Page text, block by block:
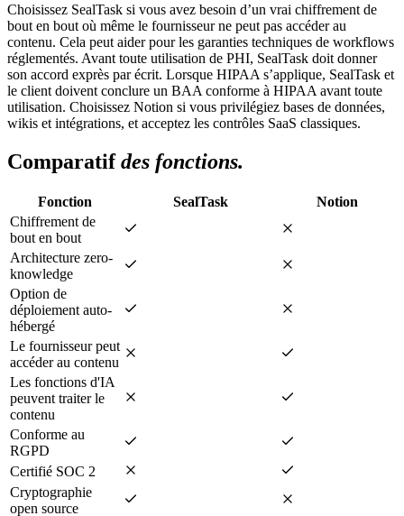
Choisissez SealTask si vous avez besoin d’un vrai chiffrement de
bout en bout où même le fournisseur ne peut pas accéder au
contenu. Cela peut aider pour les garanties techniques de workflows
réglementés. Avant toute utilisation de PHI, SealTask doit donner
son accord exprès par écrit. Lorsque HIPAA s’applique, SealTask et
le client doivent conclure un BAA conforme à HIPAA avant toute
utilisation. Choisissez Notion si vous privilégiez bases de données,
wikis et intégrations, et acceptez les contrôles SaaS classiques.
Comparatifdes fonctions.
Fonction SealTask
Notion
Chiffrement de
bout en bout
Architecture zero-
knowledge
Option de
déploiement auto-
hébergé
Le fournisseur peut
accéder au contenu
Les fonctions d'IA
peuvent traiter le
contenu
Conforme au
RGPD
Certifié SOC 2
Cryptographie
open source